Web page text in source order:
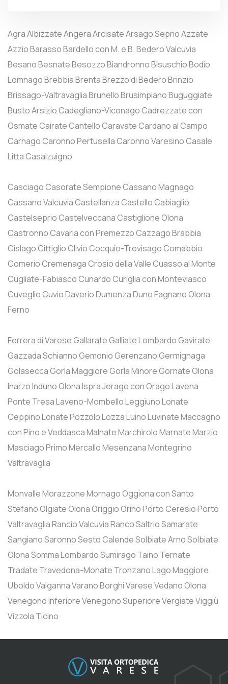
AgraAlbizzateAngeraArcisateArsago SeprioAzzate
AzzioBarassoBardello con M. e B.Bedero Valcuvia
BesanoBesnateBesozzoBiandronnoBisuschioBodio
LomnagoBrebbiaBrentaBrezzo di BederoBrinzio
Brissago-ValtravagliaBrunelloBrusimpianoBuguggiate
Busto Arsizio Cadegliano-Viconago Cadrezzate con
Osmate Cairate Cantello Caravate Cardano al Campo
Carnago Caronno Pertusella Caronno Varesino Casale
Litta Casalzuigno
Casciago Casorate Sempione Cassano Magnago
Cassano Valcuvia Castellanza Castello Cabiaglio
Castelseprio Castelveccana Castiglione Olona
Castronno Cavaria con Premezzo Cazzago Brabbia
Cislago Cittiglio Clivio Cocquio-Trevisago Comabbio
Comerio Cremenaga Crosio della Valle Cuasso al Monte
Cugliate-Fabiasco Cunardo Curiglia con Monteviasco
Cuveglio CuvioDaverioDumenzaDunoFagnano Olona
Ferno
Ferrera di Varese Gallarate Galliate Lombardo Gavirate
Gazzada Schianno Gemonio Gerenzano Germignaga
Golasecca Gorla Maggiore Gorla Minore Gornate Olona
InarzoInduno OlonaIspraJerago con OragoLavena
Ponte TresaLaveno-MombelloLeggiunoLonate
CeppinoLonate PozzoloLozzaLuinoLuvinateMaccagno
con Pino e VeddascaMalnateMarchiroloMarnateMarzio
Masciago PrimoMercalloMesenzanaMontegrino
Valtravaglia
MonvalleMorazzoneMornago Oggiona con Santo
Stefano Olgiate Olona Origgio OrinoPorto CeresioPorto
ValtravagliaRancio ValcuviaRancoSaltrioSamarate
SangianoSaronnoSesto CalendeSolbiate ArnoSolbiate
OlonaSomma LombardoSumirago Taino Ternate
Tradate Travedona-Monate Tronzano Lago Maggiore
UboldoValgannaVarano BorghiVareseVedano Olona
Venegono InferioreVenegono SuperioreVergiateViggiù
Vizzola Ticino